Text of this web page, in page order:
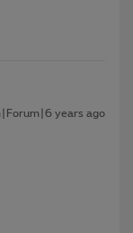
years ago